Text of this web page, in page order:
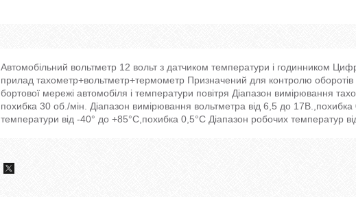
Автомобільний вольтметр 12 вольт з датчиком температури і годинником
прилад тахометр+вольтметр+термометр Призначений для контролю оборотів
бортової мережі автомобіля і температури повітря Діапазон вимірювання
похибка 30 об./мін. Діапазон вимірювання вольтметра від 6,5 до
температури від -40° до +85°С,похибка 0,5°С Діапазон робочих температур